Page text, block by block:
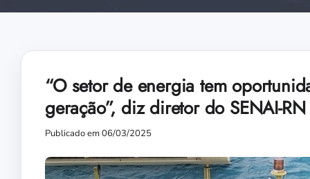
“O setor de energia tem
geração”, diz diretor do SENAI-RN
Publicado em 06/03/2025